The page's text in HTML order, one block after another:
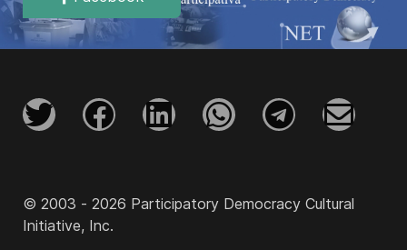
© 2003 - 2026 Participatory Democracy Cultural
Initiative, Inc.